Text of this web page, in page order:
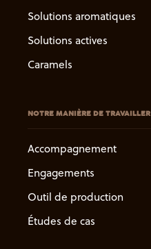
Solutions aromatiques
Solutions actives
Caramels
NOTRE MANIÈRE DE TRAVAILLER
Accompagnement
Engagements
Outil de production
Études de cas